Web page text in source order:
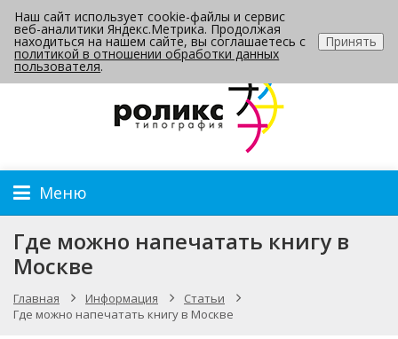
Контакты
Меню
Где можно напечатать книгу в
Москве
Главная Информация
Статьи
Где можно напечатать книгу в Москве
Наш сайт использует cookie-файлы и сервис
веб-аналитики Яндекс.Метрика. Продолжая
находиться на нашем сайте, вы соглашаетесь с
политикой в отношении обработки данных
пользователя.
Принять